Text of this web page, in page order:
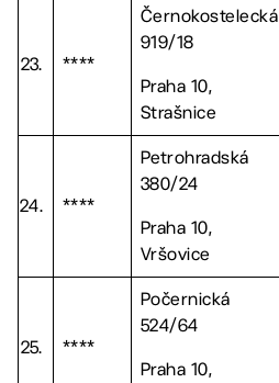
23. ****
Černokostelecká
919/18
Praha 10,
Strašnice
24. ****
Petrohradská
380/24
Praha 10,
Vršovice
25. ****
Počernická
524/64
Praha 10,